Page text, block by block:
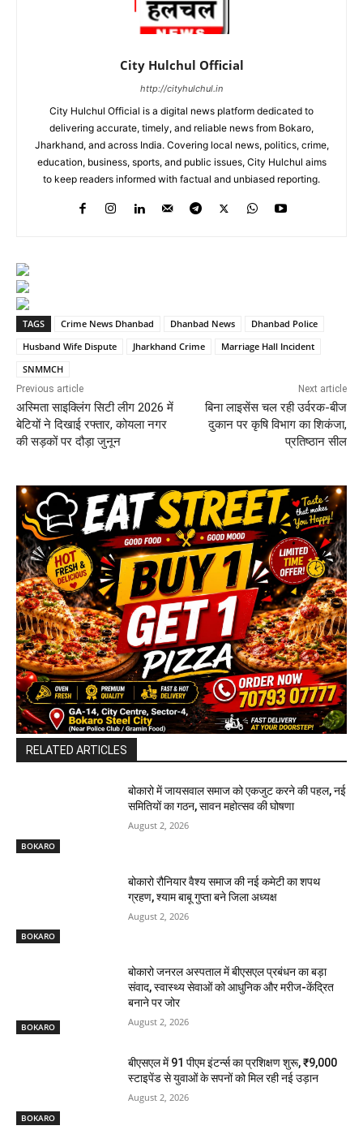
City Hulchul Official
http://cityhulchul.in
City Hulchul Official is a digital news platform dedicated to
delivering accurate, timely, and reliable news from Bokaro,
Jharkhand, and across India. Covering local news, politics, crime,
education, business, sports, and public issues, City Hulchul aims
to keep readers informed with factual and unbiased reporting.
TAGS Crime News Dhanbad Dhanbad News
Dhanbad Police
Husband Wife Dispute
Jharkhand Crime
Marriage Hall Incident
SNMMCH
Previous article
अस्मिता साइक्लिंग सिटी लीग 2026 में
बेटियों ने दिखाई रफ्तार, कोयला नगर
की सड़कों पर दौड़ा जुनून
Next article
बिना लाइसेंस चल रही उर्वरक-बीज
दुकान पर कृषि विभाग का शिकंजा,
प्रतिष्ठान सील
RELATED ARTICLES
BOKARO
बोकारो में जायसवाल समाज को एकजुट करने की पहल, नई
समितियों का गठन, सावन महोत्सव की घोषणा
August 2, 2026
BOKARO
बोकारो रौनियार वैश्य समाज की नई कमेटी का शपथ
ग्रहण, श्याम बाबू गुप्ता बने जिला अध्यक्ष
August 2, 2026
BOKARO
बोकारो जनरल अस्पताल में बीएसएल प्रबंधन का बड़ा
संवाद, स्वास्थ्य सेवाओं को आधुनिक और मरीज-केंद्रित
बनाने पर जोर
August 2, 2026
BOKARO
बीएसएल में 91 पीएम इंटर्न्स का प्रशिक्षण शुरू, ₹9,000
स्टाइपेंड से युवाओं के सपनों को मिल रही नई उड़ान
August 2, 2026